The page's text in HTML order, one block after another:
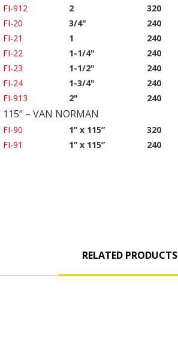
FI-912
2
320
FI-20
3/4"
240
FI-21
1
240
FI-22
1-1/4"
240
FI-23
1-1/2"
240
FI-24
1-3/4"
240
FI-913
2" 240
115” – VAN NORMAN
FI-90 1” x 115”
320
FI-91
1” x 115” 240
RELATED PRODUCTS